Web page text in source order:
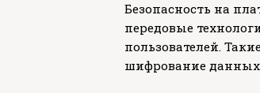
Безопасность на
передовые
пользователей.
шифрование